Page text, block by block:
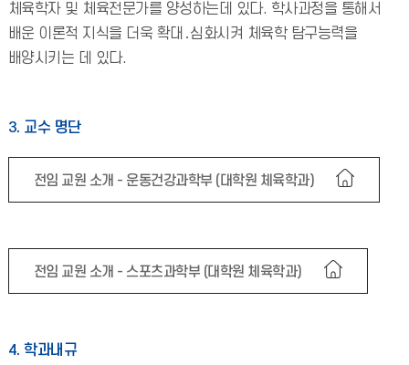
체육학자 및 체육전문가를 양성하는데 있다. 학사과정을 통해서
배운 이론적 지식을 더욱 확대․심화시켜 체육학 탐구능력을
배양시키는 데 있다.
3. 교수 명단
전임 교원 소개 - 운동건강과학부 (대학원 체육학과)
전임 교원 소개 - 스포츠과학부 (대학원 체육학과)
4. 학과내규